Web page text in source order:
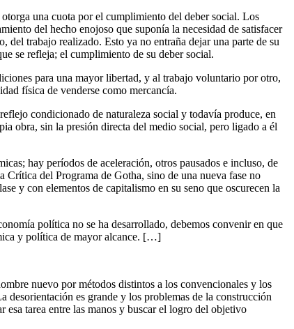
una cuota por el cumplimiento del deber social. Los
del hecho enojoso que suponía la necesidad de satisfacer
del trabajo realizado. Esto ya no entraña dejar una parte de su
se refleja; el cumplimiento de su deber social.
para una mayor libertad, y al trabajo voluntario por otro,
física de venderse como mercancía.
condicionado de naturaleza social y todavía produce, en
obra, sin la presión directa del medio social, pero ligado a él
hay períodos de aceleración, otros pausados e incluso, de
Crítica del Programa de Gotha, sino de una nueva fase no
y con elementos de capitalismo en su seno que oscurecen la
política no se ha desarrollado, debemos convenir en que
y política de mayor alcance. […]
nuevo por métodos distintos a los convencionales y los
es grande y los problemas de la construcción
tarea entre las manos y buscar el logro del objetivo